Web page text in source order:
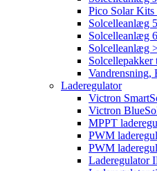
Pico Solar
Solcelleanlæg
Solcelleanlæg
Solcelleanlæg
Vandrensning,
Laderegulator
Victron
Victron
MPPT
PWM
PWM
Laderegulator